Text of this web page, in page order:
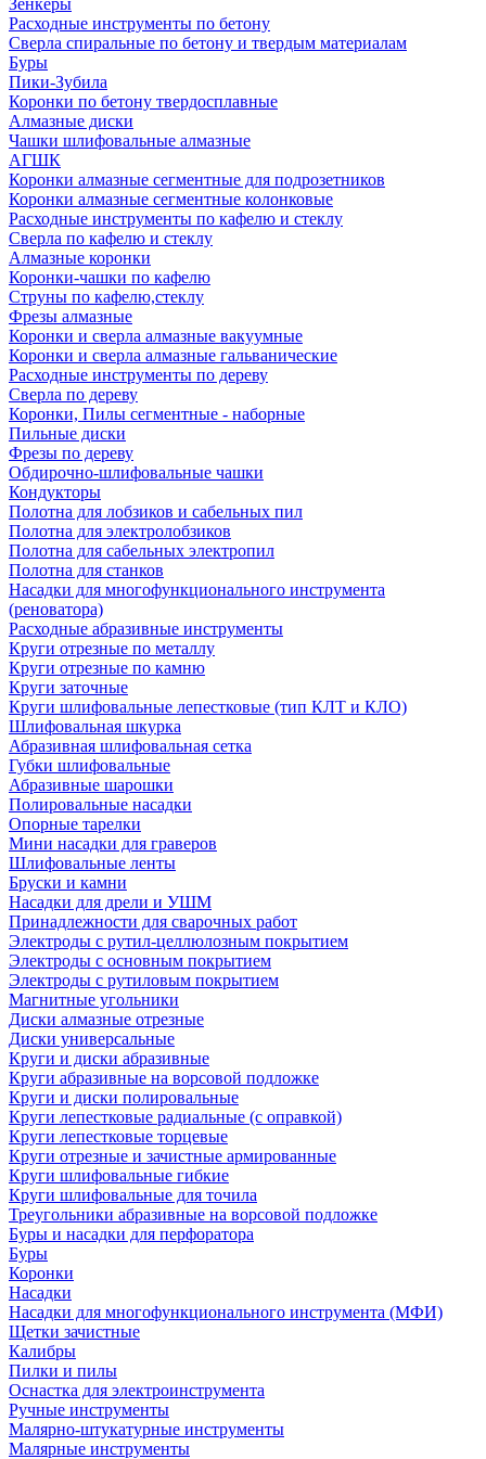
Зенкеры
Расходные инструменты по бетону
Сверла спиральные по бетону и твердым материалам
Буры
Пики-Зубила
Коронки по бетону твердосплавные
Алмазные диски
Чашки шлифовальные алмазные
АГШК
Коронки алмазные сегментные для подрозетников
Коронки алмазные сегментные колонковые
Расходные инструменты по кафелю и стеклу
Сверла по кафелю и стеклу
Алмазные коронки
Коронки-чашки по кафелю
Струны по кафелю,стеклу
Фрезы алмазные
Коронки и сверла алмазные вакуумные
Коронки и сверла алмазные гальванические
Расходные инструменты по дереву
Сверла по дереву
Коронки, Пилы сегментные - наборные
Пильные диски
Фрезы по дереву
Обдирочно-шлифовальные чашки
Кондукторы
Полотна для лобзиков и сабельных пил
Полотна для электролобзиков
Полотна для сабельных электропил
Полотна для станков
Насадки для многофункционального инструмента
(реноватора)
Расходные абразивные инструменты
Круги отрезные по металлу
Круги отрезные по камню
Круги заточные
Круги шлифовальные лепестковые (тип КЛТ и КЛО)
Шлифовальная шкурка
Абразивная шлифовальная сетка
Губки шлифовальные
Абразивные шарошки
Полировальные насадки
Опорные тарелки
Мини насадки для граверов
Шлифовальные ленты
Бруски и камни
Насадки для дрели и УШМ
Принадлежности для сварочных работ
Электроды с рутил-целлюлозным покрытием
Электроды с основным покрытием
Электроды с рутиловым покрытием
Магнитные угольники
Диски алмазные отрезные
Диски универсальные
Круги и диски абразивные
Круги абразивные на ворсовой подложке
Круги и диски полировальные
Круги лепестковые радиальные (с оправкой)
Круги лепестковые торцевые
Круги отрезные и зачистные армированные
Круги шлифовальные гибкие
Круги шлифовальные для точила
Треугольники абразивные на ворсовой подложке
Буры и насадки для перфоратора
Буры
Коронки
Насадки
Насадки для многофункционального инструмента (МФИ)
Щетки зачистные
Калибры
Пилки и пилы
Оснастка для электроинструмента
Ручные инструменты
Малярно-штукатурные инструменты
Малярные инструменты